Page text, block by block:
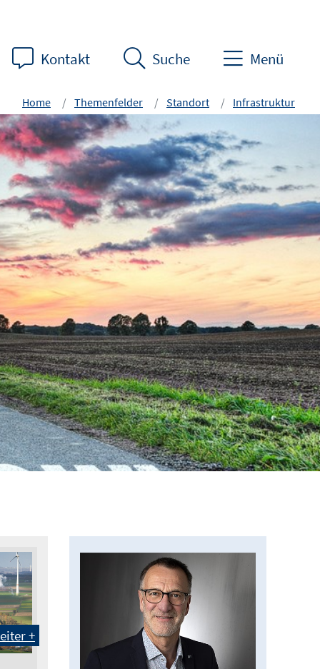
Kontakt Suche Menü
Home Themenfelder Standort Infrastruktur
+